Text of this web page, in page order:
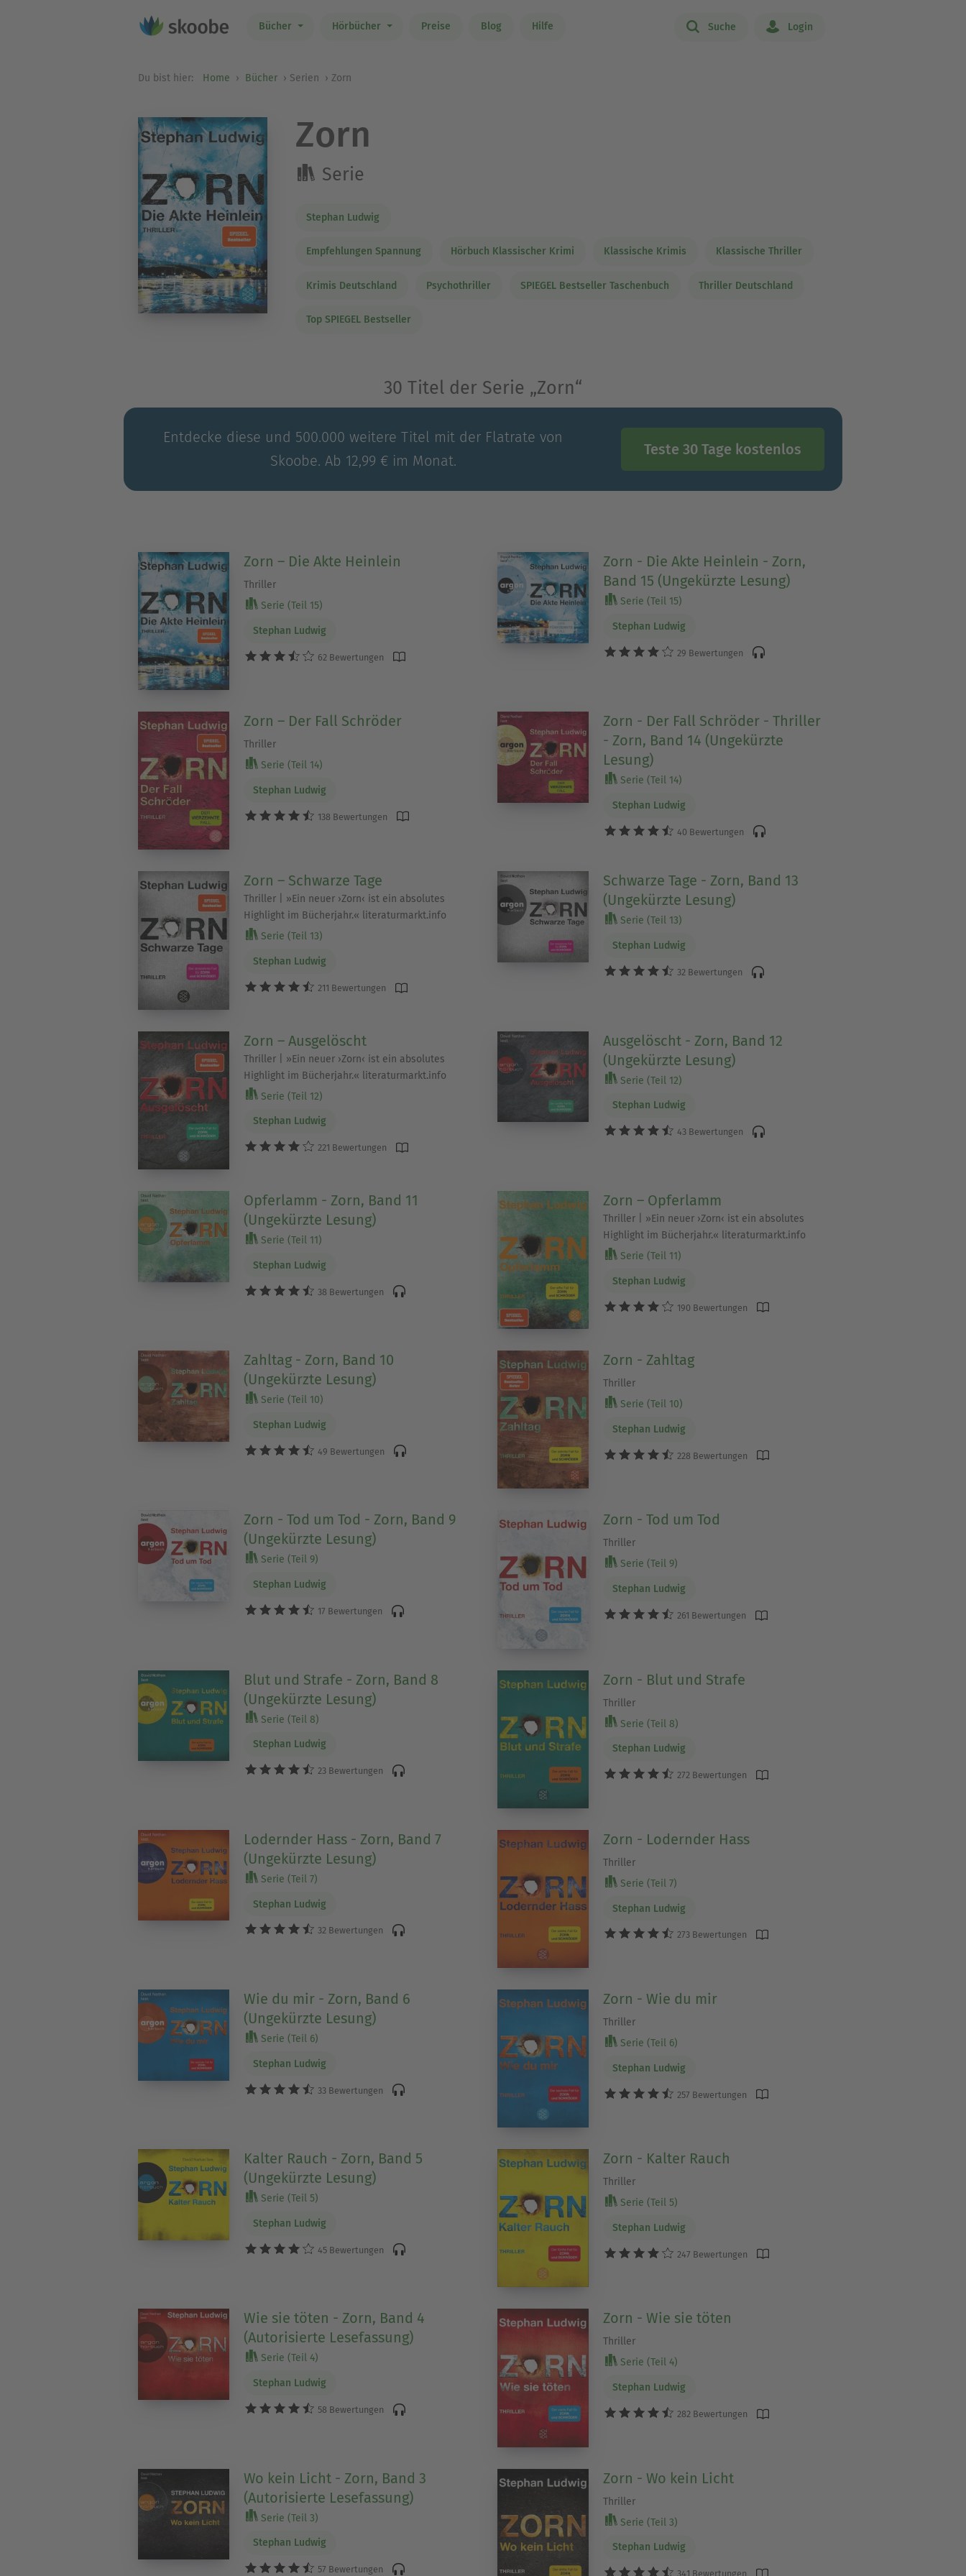
Bücher Hörbücher Preise Blog Hilfe Suche Login
Du bist hier: Home Bücher Serien Zorn
Zorn
Serie
Stephan Ludwig
Empfehlungen Spannung Hörbuch Klassischer Krimi Klassische Krimis Klassische Thriller
Krimis Deutschland Psychothriller SPIEGEL Bestseller Taschenbuch Thriller Deutschland
Top SPIEGEL Bestseller
30 Titel der Serie „Zorn“
Entdecke diese und 500.000 weitere Titel mit der Flatrate von
Skoobe. Ab 12,99 € im Monat.
Teste 30 Tage kostenlos
Zorn – Die Akte Heinlein
Thriller
Serie (Teil 15)
Stephan Ludwig
62 Bewertungen
Zorn - Die Akte Heinlein - Zorn,
Band 15 (Ungekürzte Lesung)
Serie (Teil 15)
Stephan Ludwig
29 Bewertungen
Zorn – Der Fall Schröder
Thriller
Serie (Teil 14)
Stephan Ludwig
138 Bewertungen
Zorn - Der Fall Schröder - Thriller
- Zorn, Band 14 (Ungekürzte
Lesung)
Serie (Teil 14)
Stephan Ludwig
40 Bewertungen
Zorn – Schwarze Tage
Thriller | »Ein neuer ›Zorn‹ ist ein absolutes
Highlight im Bücherjahr.« literaturmarkt.info
Serie (Teil 13)
Stephan Ludwig
211 Bewertungen
Schwarze Tage - Zorn, Band 13
(Ungekürzte Lesung)
Serie (Teil 13)
Stephan Ludwig
32 Bewertungen
Zorn – Ausgelöscht
Thriller | »Ein neuer ›Zorn‹ ist ein absolutes
Highlight im Bücherjahr.« literaturmarkt.info
Serie (Teil 12)
Stephan Ludwig
221 Bewertungen
Ausgelöscht - Zorn, Band 12
(Ungekürzte Lesung)
Serie (Teil 12)
Stephan Ludwig
43 Bewertungen
Opferlamm - Zorn, Band 11
(Ungekürzte Lesung)
Serie (Teil 11)
Stephan Ludwig
38 Bewertungen
Zorn – Opferlamm
Thriller | »Ein neuer ›Zorn‹ ist ein absolutes
Highlight im Bücherjahr.« literaturmarkt.info
Serie (Teil 11)
Stephan Ludwig
190 Bewertungen
Zahltag - Zorn, Band 10
(Ungekürzte Lesung)
Serie (Teil 10)
Stephan Ludwig
49 Bewertungen
Zorn - Zahltag
Thriller
Serie (Teil 10)
Stephan Ludwig
228 Bewertungen
Zorn - Tod um Tod - Zorn, Band 9
(Ungekürzte Lesung)
Serie (Teil 9)
Stephan Ludwig
17 Bewertungen
Zorn - Tod um Tod
Thriller
Serie (Teil 9)
Stephan Ludwig
261 Bewertungen
Blut und Strafe - Zorn, Band 8
(Ungekürzte Lesung)
Serie (Teil 8)
Stephan Ludwig
23 Bewertungen
Zorn - Blut und Strafe
Thriller
Serie (Teil 8)
Stephan Ludwig
272 Bewertungen
Lodernder Hass - Zorn, Band 7
(Ungekürzte Lesung)
Serie (Teil 7)
Stephan Ludwig
32 Bewertungen
Zorn - Lodernder Hass
Thriller
Serie (Teil 7)
Stephan Ludwig
273 Bewertungen
Wie du mir - Zorn, Band 6
(Ungekürzte Lesung)
Serie (Teil 6)
Stephan Ludwig
33 Bewertungen
Zorn - Wie du mir
Thriller
Serie (Teil 6)
Stephan Ludwig
257 Bewertungen
Kalter Rauch - Zorn, Band 5
(Ungekürzte Lesung)
Serie (Teil 5)
Stephan Ludwig
45 Bewertungen
Zorn - Kalter Rauch
Thriller
Serie (Teil 5)
Stephan Ludwig
247 Bewertungen
Wie sie töten - Zorn, Band 4
(Autorisierte Lesefassung)
Serie (Teil 4)
Stephan Ludwig
58 Bewertungen
Zorn - Wie sie töten
Thriller
Serie (Teil 4)
Stephan Ludwig
282 Bewertungen
Wo kein Licht - Zorn, Band 3
(Autorisierte Lesefassung)
Serie (Teil 3)
Stephan Ludwig
57 Bewertungen
Zorn - Wo kein Licht
Thriller
Serie (Teil 3)
Stephan Ludwig
341 Bewertungen